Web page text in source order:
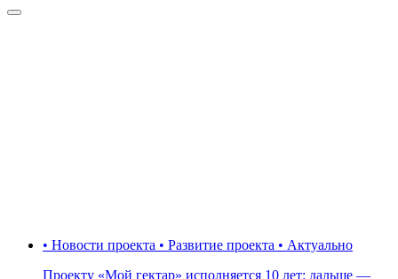
• Новости проекта • Развитие проекта • Актуально
Проекту «Мой гектар» исполняется 10 лет: дальше —